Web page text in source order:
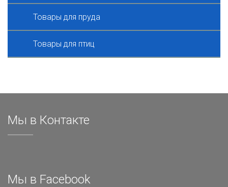
Товары для пруда
Товары для птиц
Мы в Контакте
Мы в Facebook